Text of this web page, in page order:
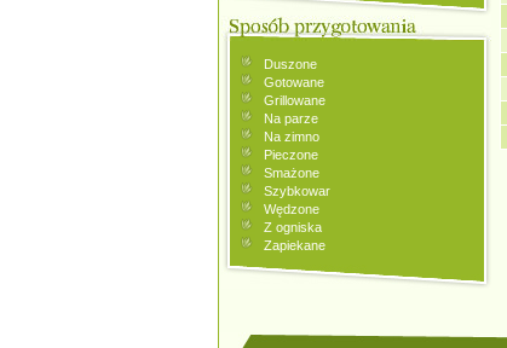
Duszone
Gotowane
Grillowane
Na parze
Na zimno
Pieczone
Smażone
Szybkowar
Wędzone
Z ogniska
Zapiekane